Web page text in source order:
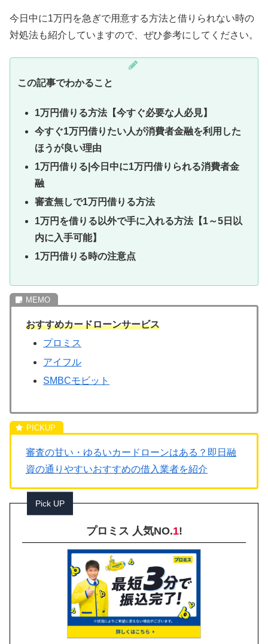
今日中に1万円を急ぎで用意する方法と借りられない時の
対処法も紹介していますので、ぜひ参考にしてください。
この記事でわかること
1万円借りる方法【今すぐ必要な人必見】
今すぐ1万円借りたい人が消費者金融を利用した
ほうが良い理由
1万円借りる|今日中に1万円借りられる消費者金
融
審査無しで1万円借りる方法
1万円を借りる以外で手に入れる方法【1～5日以
内に入手可能】
1万円借りる時の注意点
おすすめカードローンサービス
プロミス
アイフル
SMBCモビット
審査の甘い・ゆるいカードローンはある？即日融
資の通りやすいおすすめの借入業者を紹介
Pick UP
プロミス 人気NO.1!